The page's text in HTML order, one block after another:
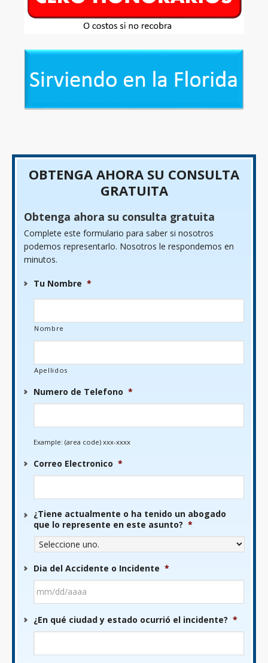
OBTENGA AHORA SU CONSULTA
GRATUITA
Obtenga ahora su consulta gratuita
Complete este formulario para saber si nosotros
podemos representarlo. Nosotros le respondemos en
minutos.
Tu Nombre *
Nombre
Apellidos
Numero de Telefono *
Example: (area code) xxx-xxxx
Correo Electronico *
¿Tiene actualmente o ha tenido un abogado
que lo represente en este asunto? *
Dia del Accidente o Incidente *
barra
DD
¿En qué ciudad y estado ocurrió el incidente? *